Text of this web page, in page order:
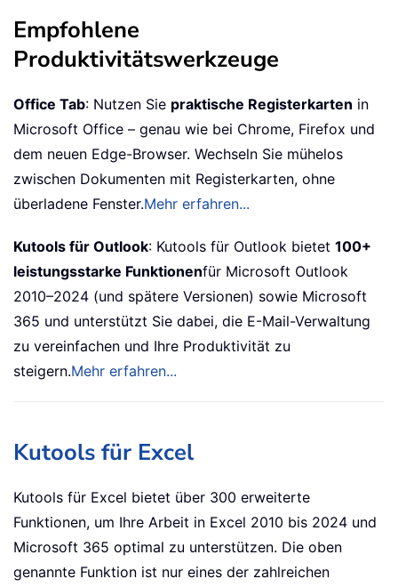
Empfohlene
Produktivitätswerkzeuge
Office Tab: Nutzen Sie praktische Registerkarten in
Microsoft Office – genau wie bei Chrome, Firefox und
dem neuen Edge-Browser. Wechseln Sie mühelos
zwischen Dokumenten mit Registerkarten, ohne
überladene Fenster.Mehr erfahren...
Kutools für Outlook: Kutools für Outlook bietet 100+
leistungsstarke Funktionenfür Microsoft Outlook
2010–2024 (und spätere Versionen) sowie Microsoft
365 und unterstützt Sie dabei, die E-Mail-Verwaltung
zu vereinfachen und Ihre Produktivität zu
steigern.Mehr erfahren...
Kutools für Excel
Kutools für Excel bietet über 300 erweiterte
Funktionen, um Ihre Arbeit in Excel 2010 bis 2024 und
Microsoft 365 optimal zu unterstützen. Die oben
genannte Funktion ist nur eines der zahlreichen